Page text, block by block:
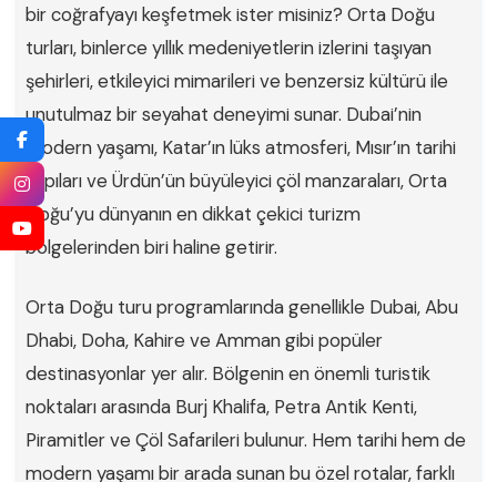
bir coğrafyayı keşfetmek ister misiniz? Orta Doğu
turları, binlerce yıllık medeniyetlerin izlerini taşıyan
şehirleri, etkileyici mimarileri ve benzersiz kültürü ile
unutulmaz bir seyahat deneyimi sunar. Dubai’nin
modern yaşamı, Katar’ın lüks atmosferi, Mısır’ın tarihi
yapıları ve Ürdün’ün büyüleyici çöl manzaraları, Orta
Doğu’yu dünyanın en dikkat çekici turizm
bölgelerinden biri haline getirir.
Orta Doğu turu programlarında genellikle Dubai, Abu
Dhabi, Doha, Kahire ve Amman gibi popüler
destinasyonlar yer alır. Bölgenin en önemli turistik
noktaları arasında Burj Khalifa, Petra Antik Kenti,
Piramitler ve Çöl Safarileri bulunur. Hem tarihi hem de
modern yaşamı bir arada sunan bu özel rotalar, farklı